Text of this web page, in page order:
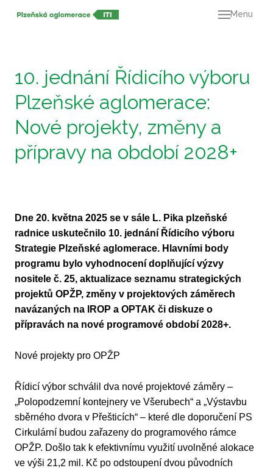
Menu
10. jednání Řídicího výboru
Plzeňské aglomerace:
Nové projekty, změny a
přípravy na období 2028+
Dne 20. května 2025 se v sále L. Pika plzeňské
radnice uskutečnilo 10. jednání Řídicího výboru
Strategie Plzeňské aglomerace. Hlavními body
programu bylo vyhodnocení doplňující výzvy
nositele č. 25, aktualizace seznamu strategických
projektů OPŽP, změny v projektových záměrech
navázaných na IROP a OPTAK či diskuze o
přípravách na nové programové období 2028+.
Nové projekty pro OPŽP
Řídicí výbor schválil dva nové projektové záměry –
„Polopodzemní kontejnery ve Všerubech“ a „Výstavbu
sběrného dvora v Přešticích“ – které dle doporučení PS
Cirkulární budou zařazeny do programového rámce
OPŽP. Došlo tak k efektivnímu využití uvolněné alokace
ve výši 21,2 mil. Kč po odstoupení dvou původních